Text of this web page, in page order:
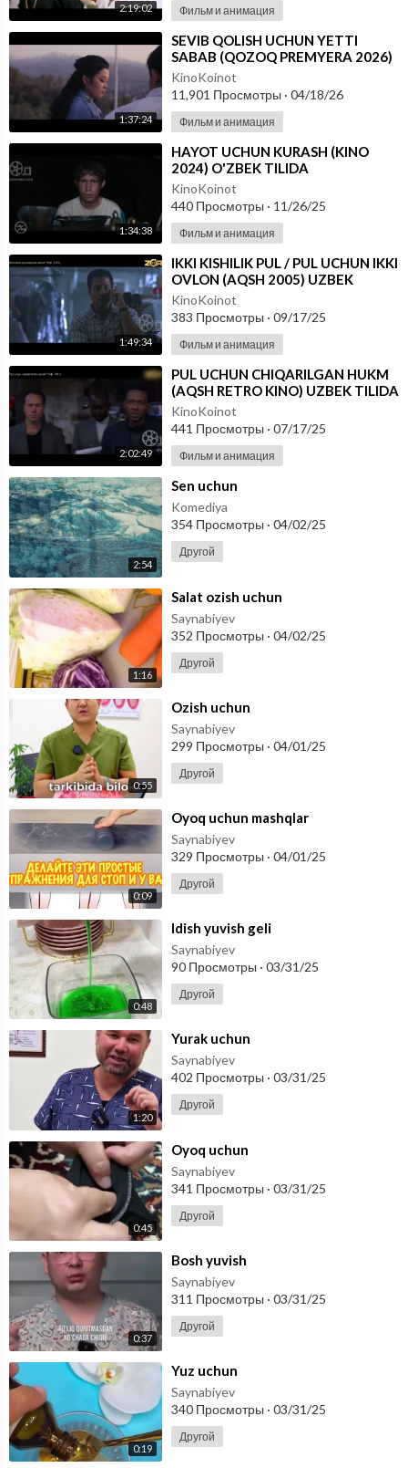
2:19:02 Фильм и анимация
1:37:24
⁣SEVIB QOLISH UCHUN YETTI
SABAB (QOZOQ PREMYERA 2026)
O'ZBEK TILIDA
KinoKoinot
11,901 Просмотры · 04/18/26
Фильм и анимация
1:34:38
⁣HAYOT UCHUN KURASH (KINO
2024) O'ZBEK TILIDA
KinoKoinot
440 Просмотры · 11/26/25
Фильм и анимация
1:49:34
⁣IKKI KISHILIK PUL / PUL UCHUN IKKI
OVLON (AQSH 2005) UZBEK
TILIDA
KinoKoinot
383 Просмотры · 09/17/25
Фильм и анимация
2:02:49
⁣PUL UCHUN CHIQARILGAN HUKM
(AQSH RETRO KINO) UZBEK TILIDA
KinoKoinot
441 Просмотры · 07/17/25
Фильм и анимация
2:54
⁣Sen uchun
Komediya
354 Просмотры · 04/02/25
Другой
1:16
⁣Salat ozish uchun
Saynabiyev
352 Просмотры · 04/02/25
Другой
0:55
⁣Ozish uchun
Saynabiyev
299 Просмотры · 04/01/25
Другой
0:09
⁣Oyoq uchun mashqlar
Saynabiyev
329 Просмотры · 04/01/25
Другой
0:48
⁣Idish yuvish geli
Saynabiyev
90 Просмотры · 03/31/25
Другой
1:20
⁣Yurak uchun
Saynabiyev
402 Просмотры · 03/31/25
Другой
0:45
⁣Oyoq uchun
Saynabiyev
341 Просмотры · 03/31/25
Другой
0:37
⁣Bosh yuvish
Saynabiyev
311 Просмотры · 03/31/25
Другой
0:19
⁣Yuz uchun
Saynabiyev
340 Просмотры · 03/31/25
Другой